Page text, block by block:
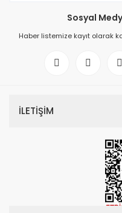
Sosyal
Haber listemize kayıt olarak
İLETİŞİM